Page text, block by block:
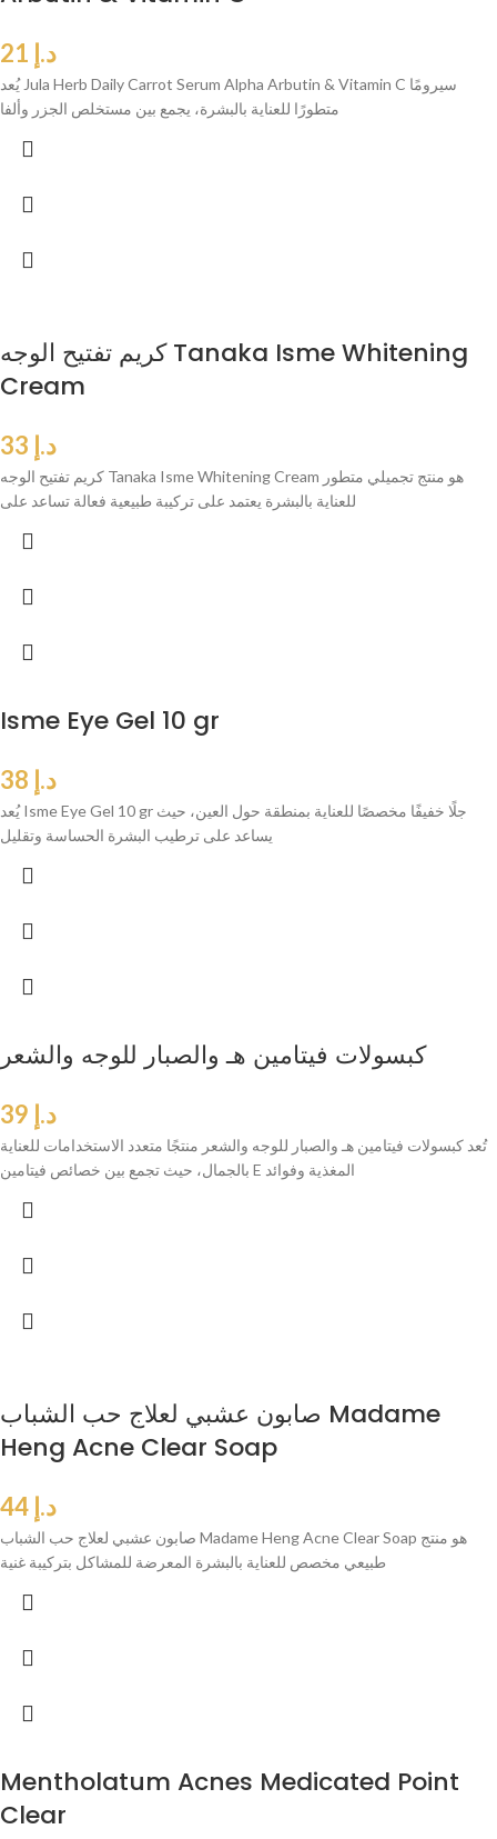
د.إ
يُعد Jula Herb Daily Carrot Serum Alpha Arbutin & Vitamin C سيرومًا
متطورًا للعناية بالبشرة، يجمع بين مستخلص الجزر وألفا
كريم تفتيح الوجه Tanaka Isme Whitening
Cream
د.إ
كريم تفتيح الوجه Tanaka Isme Whitening Cream هو منتج تجميلي متطور
للعناية بالبشرة يعتمد على تركيبة طبيعية فعالة تساعد على
Isme Eye Gel 10 gr
د.إ
يُعد Isme Eye Gel 10 gr جلًا خفيفًا مخصصًا للعناية بمنطقة حول العين، حيث
يساعد على ترطيب البشرة الحساسة وتقليل
كبسولات فيتامين هـ والصبار للوجه والشعر
د.إ
تُعد كبسولات فيتامين هـ والصبار للوجه والشعر منتجًا متعدد الاستخدامات للعناية
بالجمال، حيث تجمع بين خصائص فيتامين E المغذية وفوائد
صابون عشبي لعلاج حب الشباب Madame
Heng Acne Clear Soap
د.إ
صابون عشبي لعلاج حب الشباب Madame Heng Acne Clear Soap هو منتج
طبيعي مخصص للعناية بالبشرة المعرضة للمشاكل بتركيبة غنية
Mentholatum Acnes Medicated Point
Clear